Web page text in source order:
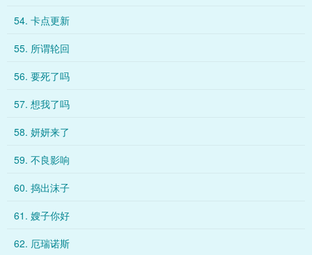
54. 卡点更新
55. 所谓轮回
56. 要死了吗
57. 想我了吗
58. 妍妍来了
59. 不良影响
60. 捣出沫子
61. 嫂子你好
62. 厄瑞诺斯